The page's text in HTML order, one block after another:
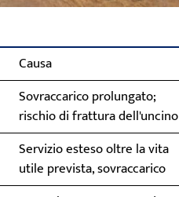
Causa
Sovraccarico prolungato;
rischio di frattura dell'uncino
Servizio esteso oltre la vita
utile prevista, sovraccarico